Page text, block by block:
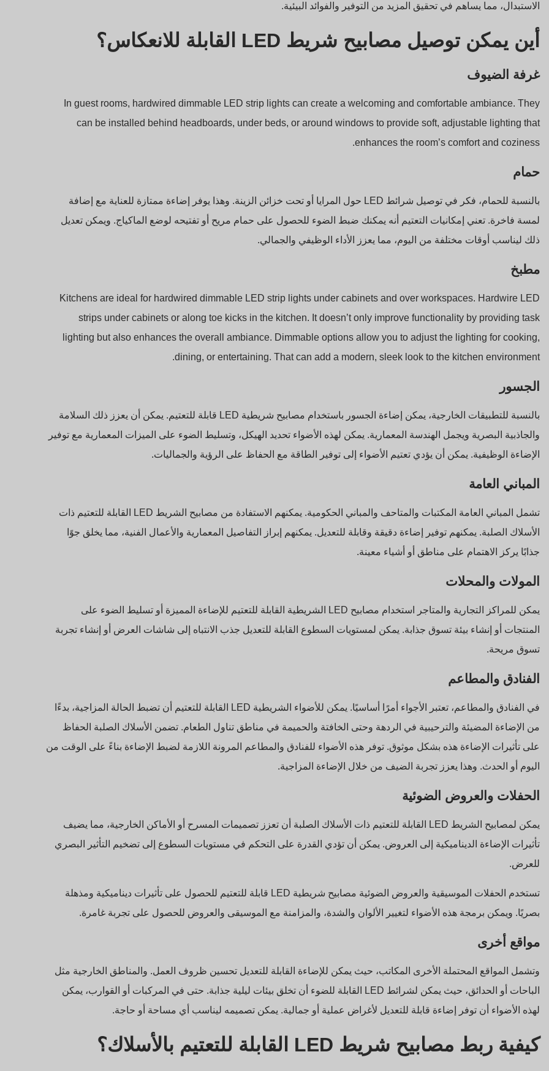
الاستبدال، مما يساهم في تحقيق المزيد من التوفير والفوائد البيئية.
أين يمكن توصيل مصابيح شريط LED القابلة للانعكاس؟
غرفة الضيوف
In guest rooms, hardwired dimmable LED strip lights can create a welcoming and comfortable ambiance. They
can be installed behind headboards, under beds, or around windows to provide soft, adjustable lighting that
enhances the room’s comfort and coziness.
حمام
بالنسبة للحمام، فكر في توصيل شرائط LED حول المرايا أو تحت خزائن الزينة. وهذا يوفر إضاءة ممتازة للعناية مع إضافة
لمسة فاخرة. تعني إمكانيات التعتيم أنه يمكنك ضبط الضوء للحصول على حمام مريح أو تفتيحه لوضع الماكياج. ويمكن تعديل
ذلك ليناسب أوقات مختلفة من اليوم، مما يعزز الأداء الوظيفي والجمالي.
مطبخ
Kitchens are ideal for hardwired dimmable LED strip lights under cabinets and over workspaces. Hardwire LED
strips under cabinets or along toe kicks in the kitchen. It doesn’t only improve functionality by providing task
lighting but also enhances the overall ambiance. Dimmable options allow you to adjust the lighting for cooking,
dining, or entertaining. That can add a modern, sleek look to the kitchen environment.
الجسور
بالنسبة للتطبيقات الخارجية، يمكن إضاءة الجسور باستخدام مصابيح شريطية LED قابلة للتعتيم. يمكن أن يعزز ذلك السلامة
والجاذبية البصرية ويجمل الهندسة المعمارية. يمكن لهذه الأضواء تحديد الهيكل، وتسليط الضوء على الميزات المعمارية مع توفير
الإضاءة الوظيفية. يمكن أن يؤدي تعتيم الأضواء إلى توفير الطاقة مع الحفاظ على الرؤية والجماليات.
المباني العامة
تشمل المباني العامة المكتبات والمتاحف والمباني الحكومية. يمكنهم الاستفادة من مصابيح الشريط LED القابلة للتعتيم ذات
الأسلاك الصلبة. يمكنهم توفير إضاءة دقيقة وقابلة للتعديل. يمكنهم إبراز التفاصيل المعمارية والأعمال الفنية، مما يخلق جوًا
جذابًا يركز الاهتمام على مناطق أو أشياء معينة.
المولات والمحلات
يمكن للمراكز التجارية والمتاجر استخدام مصابيح LED الشريطية القابلة للتعتيم للإضاءة المميزة أو تسليط الضوء على
المنتجات أو إنشاء بيئة تسوق جذابة. يمكن لمستويات السطوع القابلة للتعديل جذب الانتباه إلى شاشات العرض أو إنشاء تجربة
تسوق مريحة.
الفنادق والمطاعم
في الفنادق والمطاعم، تعتبر الأجواء أمرًا أساسيًا. يمكن للأضواء الشريطية LED القابلة للتعتيم أن تضبط الحالة المزاجية، بدءًا
من الإضاءة المضيئة والترحيبية في الردهة وحتى الخافتة والحميمة في مناطق تناول الطعام. تضمن الأسلاك الصلبة الحفاظ
على تأثيرات الإضاءة هذه بشكل موثوق. توفر هذه الأضواء للفنادق والمطاعم المرونة اللازمة لضبط الإضاءة بناءً على الوقت من
اليوم أو الحدث. وهذا يعزز تجربة الضيف من خلال الإضاءة المزاجية.
الحفلات والعروض الضوئية
يمكن لمصابيح الشريط LED القابلة للتعتيم ذات الأسلاك الصلبة أن تعزز تصميمات المسرح أو الأماكن الخارجية، مما يضيف
تأثيرات الإضاءة الديناميكية إلى العروض. يمكن أن تؤدي القدرة على التحكم في مستويات السطوع إلى تضخيم التأثير البصري
للعرض.
تستخدم الحفلات الموسيقية والعروض الضوئية مصابيح شريطية LED قابلة للتعتيم للحصول على تأثيرات ديناميكية ومذهلة
بصريًا. ويمكن برمجة هذه الأضواء لتغيير الألوان والشدة، والمزامنة مع الموسيقى والعروض للحصول على تجربة غامرة.
مواقع أخرى
وتشمل المواقع المحتملة الأخرى المكاتب، حيث يمكن للإضاءة القابلة للتعديل تحسين ظروف العمل. والمناطق الخارجية مثل
الباحات أو الحدائق، حيث يمكن لشرائط LED القابلة للضوء أن تخلق بيئات ليلية جذابة. حتى في المركبات أو القوارب، يمكن
لهذه الأضواء أن توفر إضاءة قابلة للتعديل لأغراض عملية أو جمالية. يمكن تصميمه ليناسب أي مساحة أو حاجة.
كيفية ربط مصابيح شريط LED القابلة للتعتيم بالأسلاك؟